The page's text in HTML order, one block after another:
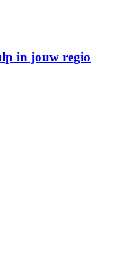
in jouw regio